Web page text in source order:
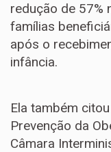
redução de 57%
famílias
após o
infância.
Ela também
Prevenção da
Câmara